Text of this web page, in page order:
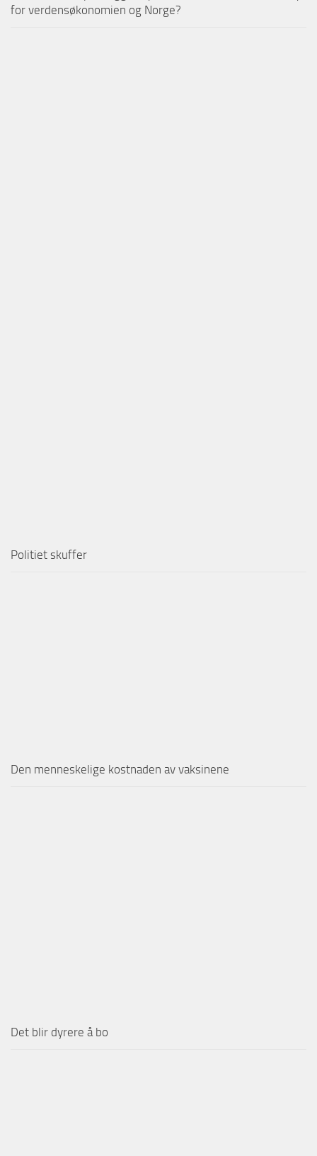
for verdensøkonomien og Norge?
Politiet skuffer
Den menneskelige kostnaden av vaksinene
Det blir dyrere å bo